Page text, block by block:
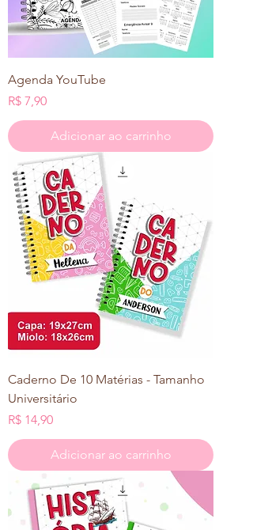
Agenda YouTube
Preço
R$ 7,90
Adicionar ao carrinho
Caderno De 10 Matérias - Tamanho
Universitário
Preço
R$ 14,90
Adicionar ao carrinho